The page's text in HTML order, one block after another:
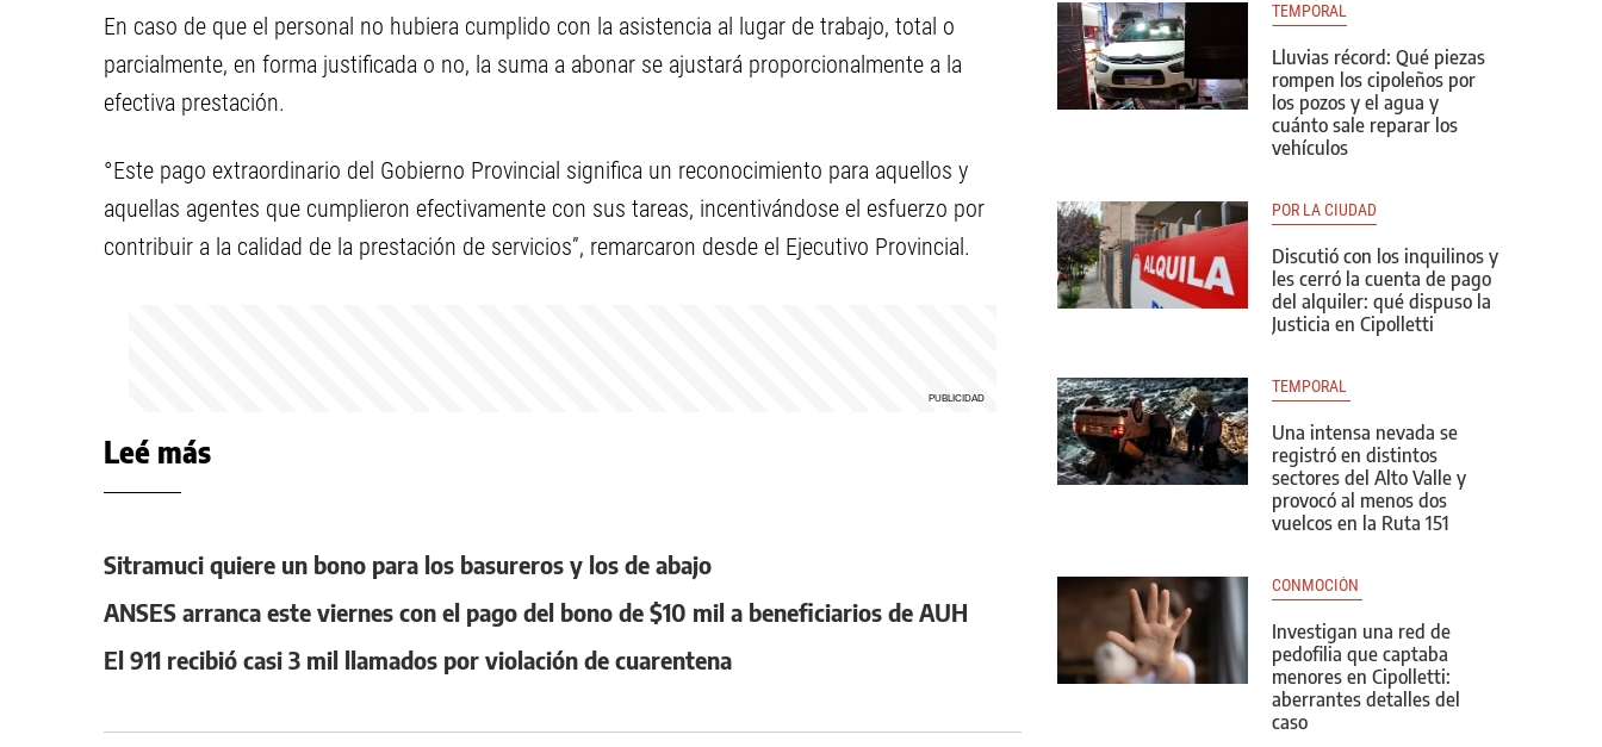
En caso de que el personal no hubiera cumplido con la asistencia al lugar de trabajo, total o
parcialmente, en forma justificada o no, la suma a abonar se ajustará proporcionalmente a la
efectiva prestación.
°Este pago extraordinario del Gobierno Provincial significa un reconocimiento para aquellos y
aquellas agentes que cumplieron efectivamente con sus tareas, incentivándose el esfuerzo por
contribuir a la calidad de la prestación de servicios”, remarcaron desde el Ejecutivo Provincial.
Leé más
Sitramuci quiere un bono para los basureros y los de abajo
ANSES arranca este viernes con el pago del bono de $10 mil a beneficiarios de AUH
El 911 recibió casi 3 mil llamados por violación de cuarentena
TEMPORAL
Lluvias récord: Qué piezas
rompen los cipoleños por
los pozos y el agua y
cuánto sale reparar los
vehículos
POR LA CIUDAD
Discutió con los inquilinos y
les cerró la cuenta de pago
del alquiler: qué dispuso la
Justicia en Cipolletti
TEMPORAL
Una intensa nevada se
registró en distintos
sectores del Alto Valle y
provocó al menos dos
vuelcos en la Ruta 151
CONMOCIÓN
Investigan una red de
pedofilia que captaba
menores en Cipolletti:
aberrantes detalles del
caso